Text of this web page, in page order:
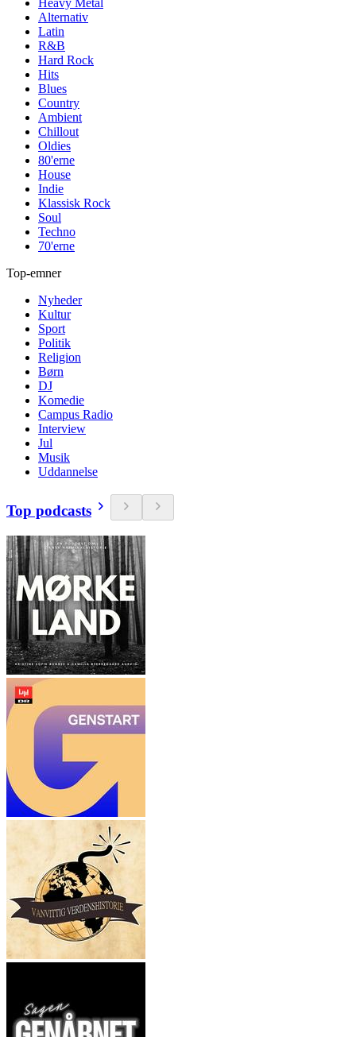
Heavy Metal
Alternativ
Latin
R&B
Hard Rock
Hits
Blues
Country
Ambient
Chillout
Oldies
80'erne
House
Indie
Klassisk Rock
Soul
Techno
70'erne
Top-emner
Nyheder
Kultur
Sport
Politik
Religion
Børn
DJ
Komedie
Campus Radio
Interview
Jul
Musik
Uddannelse
Top podcasts